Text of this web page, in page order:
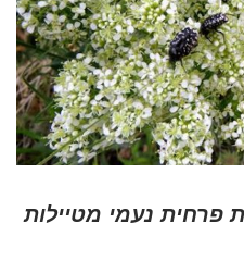
פרחית נעמי מטיילות